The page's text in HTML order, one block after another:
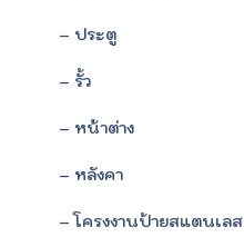
– ประตู
– รั้ว
– หน้าต่าง
– หลังคา
– โครงงานป้ายสแตนเลส